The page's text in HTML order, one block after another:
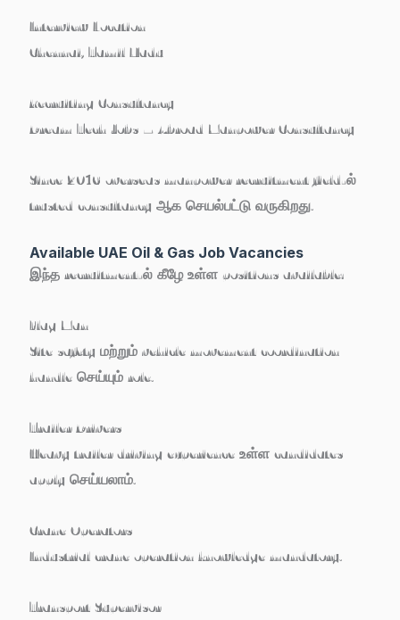
Interview Location
Chennai, Tamil Nadu
Recruiting Consultancy
Dream Tech Jobs – Abroad Manpower Consultancy
Since 2016 overseas manpower recruitment field-ல்
trusted consultancy ஆக செயல்பட்டு வருகிறது.
Available UAE Oil & Gas Job Vacancies
இந்த recruitment-ல் கீழே உள்ள positions available:
Flag Man
Site safety மற்றும் vehicle movement coordination
handle செய்யும் role.
Trailer Drivers
Heavy trailer driving experience உள்ள candidates
apply செய்யலாம்.
Crane Operators
Industrial crane operation knowledge mandatory.
Transport Supervisor